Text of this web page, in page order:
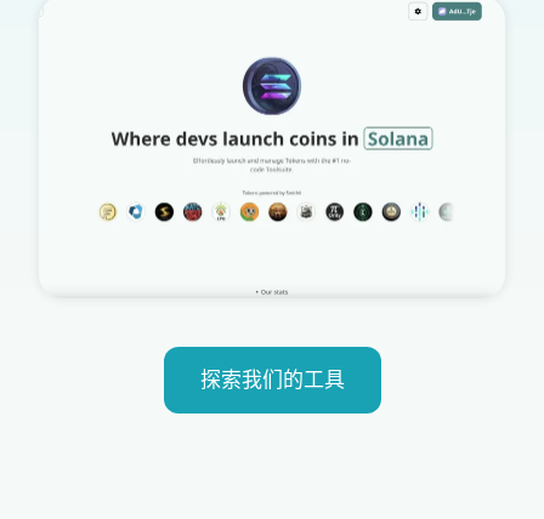
探索我们的工具